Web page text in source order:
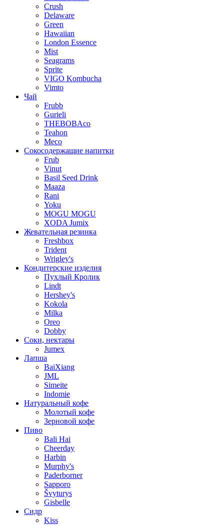
Crush
Delaware
Green
Hawaiian
London Essence
Mist
Seagrams
Sprite
VIGO Kombucha
Vimto
Чай
Frubb
Gurieli
THEBOBAco
Teahon
Meco
Сокосодержащие напитки
Frub
Vinut
Basil Seed Drink
Maaza
Rani
Yoku
MOGU MOGU
XODA Jumix
Жевательная резинка
Freshbox
Trident
Wrigley's
Кондитерские изделия
Пухлый Кролик
Lindt
Hershey's
Kokola
Milka
Oreo
Dobby
Соки, нектары
Jumex
Лапша
BaiXiang
JML
Simeite
Indomie
Натуральный кофе
Молотый кофе
Зерновой кофе
Пиво
Bali Hai
Cheerday
Harbin
Murphy's
Paderborner
Sapporo
Švyturys
Gisbelle
Сидр
Kiss